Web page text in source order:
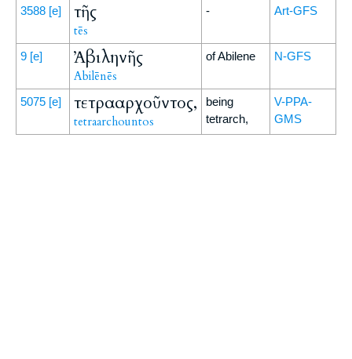
3588 [e] τῆς
tēs
- Art-GFS
9 [e] Ἀβιληνῆς
Abilēnēs
of Abilene N-GFS
5075 [e] τετρααρχοῦντος,
tetraarchountos
being
tetrarch,
V-PPA-
GMS